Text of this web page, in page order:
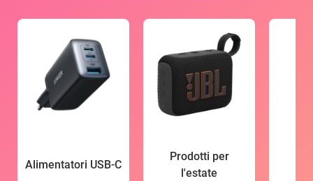
Alimentatori USB-C
Prodotti per
l'estate